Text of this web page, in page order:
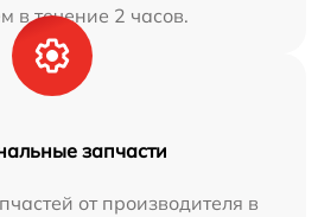
в течение 2 часов.
запчасти
от производителя в